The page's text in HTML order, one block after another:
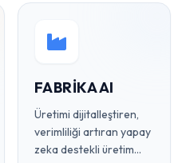
FABRIKA AI
Üretimi dijitalleştiren,
verimliliği artıran yapay
zeka destekli üretim